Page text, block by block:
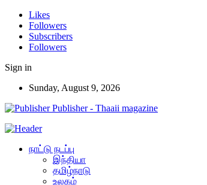
Likes
Followers
Subscribers
Followers
Sign in
Sunday, August 9, 2026
Publisher - Thaaii magazine
நாட்டு நடப்பு
இந்தியா
தமிழ்நாடு
உலகம்